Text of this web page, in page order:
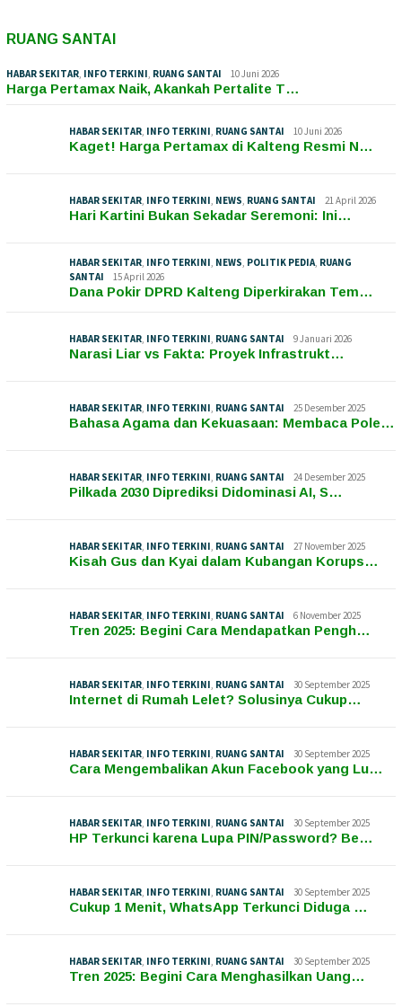
RUANG SANTAI
HABAR SEKITAR, INFO TERKINI, RUANG SANTAI 10 Juni 2026
Harga Pertamax Naik, Akankah Pertalite T…
HABAR SEKITAR, INFO TERKINI, RUANG SANTAI 10 Juni 2026
Kaget! Harga Pertamax di Kalteng Resmi N…
HABAR SEKITAR, INFO TERKINI, NEWS, RUANG SANTAI 21 April 2026
Hari Kartini Bukan Sekadar Seremoni: Ini…
HABAR SEKITAR, INFO TERKINI, NEWS, POLITIK PEDIA, RUANG
SANTAI
15 April 2026
Dana Pokir DPRD Kalteng Diperkirakan Tem…
HABAR SEKITAR, INFO TERKINI, RUANG SANTAI 9 Januari 2026
Narasi Liar vs Fakta: Proyek Infrastrukt…
HABAR SEKITAR, INFO TERKINI, RUANG SANTAI 25 Desember 2025
Bahasa Agama dan Kekuasaan: Membaca Pole…
HABAR SEKITAR, INFO TERKINI, RUANG SANTAI 24 Desember 2025
Pilkada 2030 Diprediksi Didominasi AI, S…
HABAR SEKITAR, INFO TERKINI, RUANG SANTAI 27 November 2025
Kisah Gus dan Kyai dalam Kubangan Korups…
HABAR SEKITAR, INFO TERKINI, RUANG SANTAI 6 November 2025
Tren 2025: Begini Cara Mendapatkan Pengh…
HABAR SEKITAR, INFO TERKINI, RUANG SANTAI 30 September 2025
Internet di Rumah Lelet? Solusinya Cukup…
HABAR SEKITAR, INFO TERKINI, RUANG SANTAI 30 September 2025
Cara Mengembalikan Akun Facebook yang Lu…
HABAR SEKITAR, INFO TERKINI, RUANG SANTAI 30 September 2025
HP Terkunci karena Lupa PIN/Password? Be…
HABAR SEKITAR, INFO TERKINI, RUANG SANTAI 30 September 2025
Cukup 1 Menit, WhatsApp Terkunci Diduga …
HABAR SEKITAR, INFO TERKINI, RUANG SANTAI 30 September 2025
Tren 2025: Begini Cara Menghasilkan Uang…